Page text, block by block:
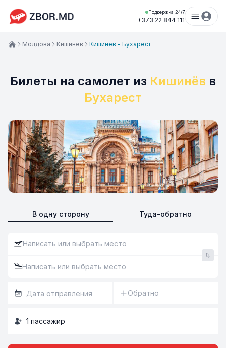
Поддержка 24/7
+373 22 844 111
Билеты на самолет из Кишинёв в
Бухарест
В одну сторону Туда-обратно
Обратно
1 пассажир
Молдова Кишинёв Кишинёв - Бухарест